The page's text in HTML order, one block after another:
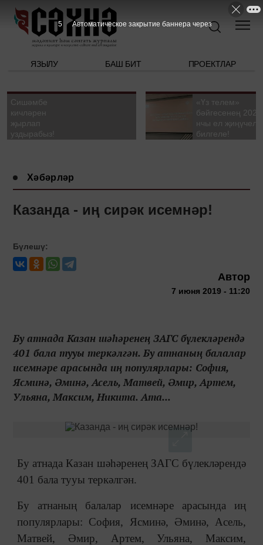
ЯЗЫЛУ БАШ БИТ ПРОЕКТЛАР
Сишәмбе
кичләрен
җырлап
уздырабыз!
«Үз телем»
бәйгесенең 2026
нчы ел
билгеле!
Хәбәрләр
Казанда - иң сирәк исемнәр!
Бүлешү:
Автор
7 июня 2019 - 11:20
Бу атнада Казан шәһәренең ЗАГС бүлекләрендә
401 бала тууы теркәлгән. Бу атнаның балалар
исемнәре арасында иң популярлары: София,
Ясминә, Әминә, Асель, Матвей, Әмир, Артем,
Ульяна, Максим, Никита. Ата...
Бу атнада Казан шәһәренең ЗАГС бүлекләрендә
401 бала тууы теркәлгән.
Бу атнаның балалар исемнәре арасында иң
популярлары: София, Ясминә, Әминә, Асель,
Матвей, Әмир, Артем, Ульяна, Максим,
4 Автоматическое закрытие баннера через